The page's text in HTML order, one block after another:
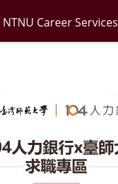
Career Services